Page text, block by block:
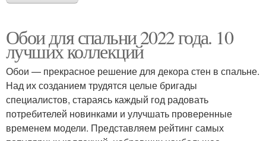
Обои для спальни 2022 года. 10
лучших коллекций
Обои — прекрасное решение для декора стен в спальне.
Над их созданием трудятся целые бригады
специалистов, стараясь каждый год радовать
потребителей новинками и улучшать проверенные
временем модели. Представляем рейтинг самых